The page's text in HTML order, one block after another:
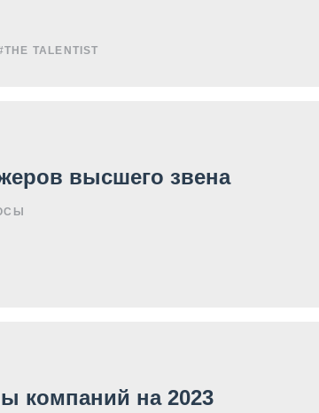
TALENTIST
высшего звена
компаний на 2023